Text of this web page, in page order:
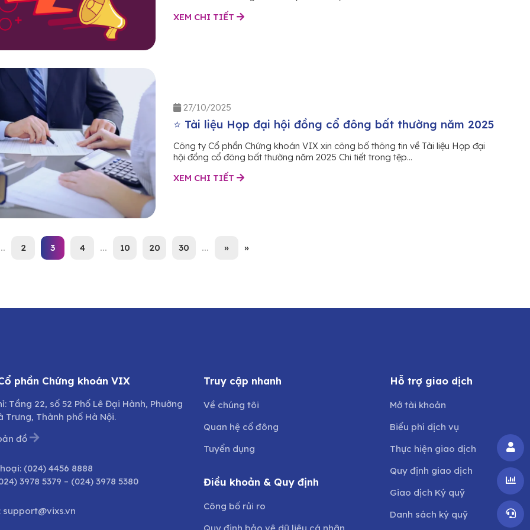
XEM CHI TIẾT
27/10/2025
⭐ Tài liệu Họp đại hội đồng cổ đông bất thường năm 2025
Công ty Cổ phần Chứng khoán VIX xin công bố thông tin về Tài liệu Họp đại
hội đồng cổ đông bất thường năm 2025 Chi tiết trong tệp...
XEM CHI TIẾT
2 3 4 ... 10 20 30 ... » »
phần Chứng khoán VIX
Tầng 22, số 52 Phố Lê Đại Hành, Phường
Trưng, Thành phố Hà Nội.
đồ
(024) 4456 8888
3978 5379 – (024) 3978 5380
support@vixs.vn
Truy cập nhanh
Về chúng tôi
Quan hệ cổ đông
Tuyển dụng
Điều khoản & Quy định
Công bố rủi ro
Hỗ trợ giao dịch
Mở tài khoản
Biểu phí dịch vụ
Thực hiện giao dịch
Quy định giao dịch
Giao dịch Ký quỹ
Danh sách ký quỹ